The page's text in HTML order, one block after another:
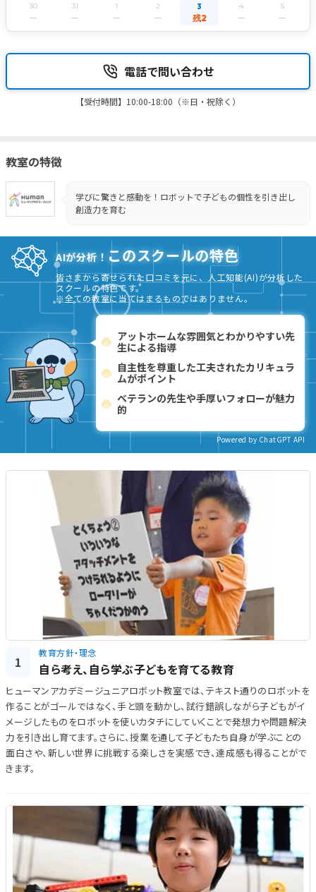
30
31 1 2 3
残2
4 5
電話で問い合わせ
【受付時間】10:00-18:00（※日・祝除く）
教室の特徴
学びに驚きと感動を！ロボットで子どもの個性を引き出し
創造力を育む
AIが分析！ このスクールの特色
皆さまから寄せられた口コミを元に、人工知能(AI)が分析した
スクールの特色です。
※全ての教室に当てはまるものではありません。
アットホームな雰囲気とわかりやすい先
生による指導
自主性を尊重した工夫されたカリキュラ
ムがポイント
ベテランの先生や手厚いフォローが魅力
的
Powered by ChatGPT API
1
教育方針・理念
自ら考え、自ら学ぶ子どもを育てる教育
ヒューマンアカデミージュニアロボット教室では、テキスト通りのロボットを
作ることがゴールではなく、手と頭を動かし、試行錯誤しながら子どもがイ
メージしたものをロボットを使いカタチにしていくことで発想力や問題解決
力を引き出し育てます。さらに、授業を通して子どもたち自身が学ぶことの
面白さや、新しい世界に挑戦する楽しさを実感でき、達成感も得ることがで
きます。